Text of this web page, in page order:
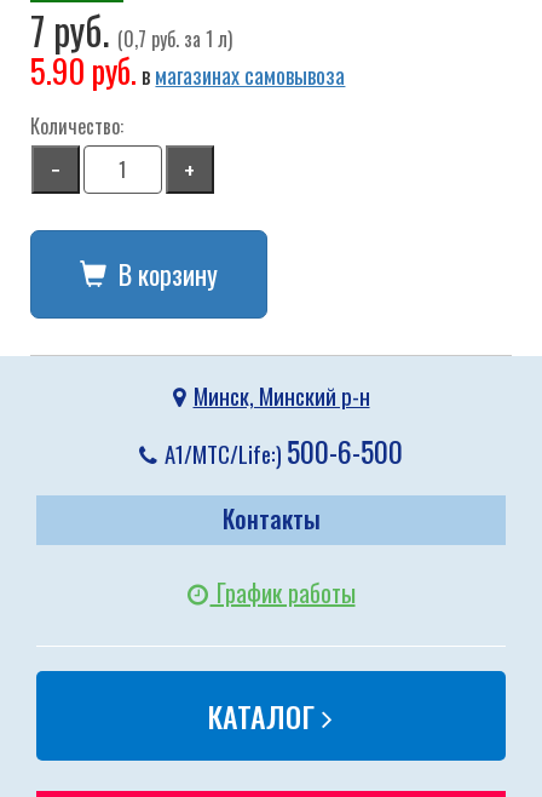
7 руб. (0,7 руб. за 1 л)
5.90 руб. вмагазинах самовывоза
Количество:
− +
В корзину
Минск, Минский р-н
A1/МТС/Life:) 500-6-500
Контакты
График работы
КАТАЛОГ